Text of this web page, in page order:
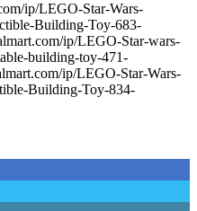
ip/LEGO-Star-Wars-
Building-Toy-683-
ip/LEGO-Star-wars-
building-toy-471-
ip/LEGO-Star-Wars-
Building-Toy-834-